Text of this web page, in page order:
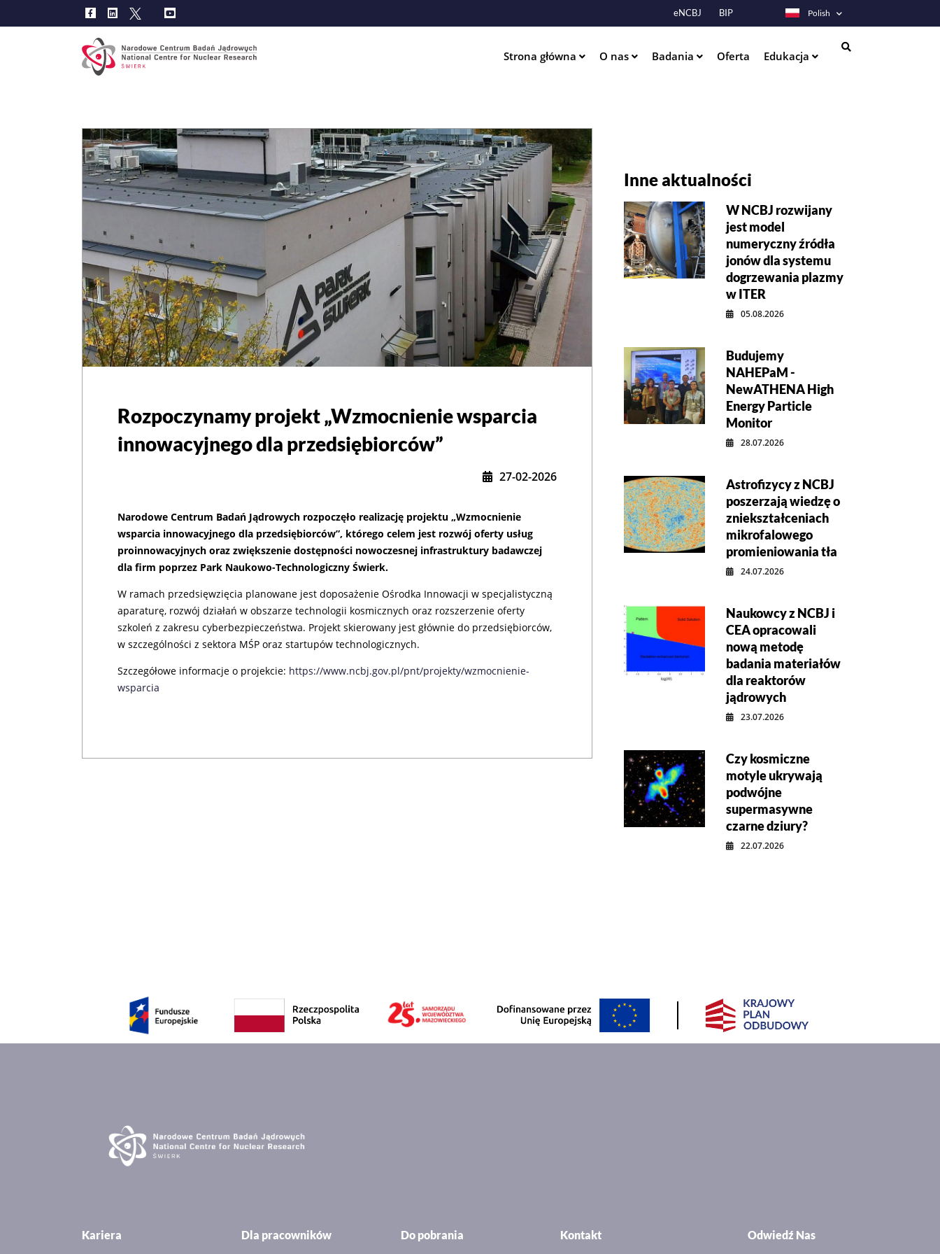
eNCBJ BIP Polish
Strona główna O nas Badania Oferta Edukacja
Rozpoczynamy projekt „Wzmocnienie wsparcia
innowacyjnego dla przedsiębiorców”
27-02-2026
Narodowe Centrum Badań Jądrowych rozpoczęło realizację projektu „Wzmocnienie
wsparcia innowacyjnego dla przedsiębiorców”, którego celem jest rozwój oferty usług
proinnowacyjnych oraz zwiększenie dostępności nowoczesnej infrastruktury badawczej
dla firm poprzez Park Naukowo-Technologiczny Świerk.
W ramach przedsięwzięcia planowane jest doposażenie Ośrodka Innowacji w specjalistyczną
aparaturę, rozwój działań w obszarze technologii kosmicznych oraz rozszerzenie oferty
szkoleń z zakresu cyberbezpieczeństwa. Projekt skierowany jest głównie do przedsiębiorców,
w szczególności z sektora MŚP oraz startupów technologicznych.
Szczegółowe informacje o projekcie: https://www.ncbj.gov.pl/pnt/projekty/wzmocnienie-
wsparcia
Inne aktualności
W NCBJ rozwijany
jest model
numeryczny źródła
jonów dla systemu
dogrzewania plazmy
w ITER
05.08.2026
Budujemy
NAHEPaM -
NewATHENA High
Energy Particle
Monitor
28.07.2026
Astrofizycy z NCBJ
poszerzają wiedzę o
zniekształceniach
mikrofalowego
promieniowania tła
24.07.2026
Naukowcy z NCBJ i
CEA opracowali
nową metodę
badania materiałów
dla reaktorów
jądrowych
23.07.2026
Czy kosmiczne
motyle ukrywają
podwójne
supermasywne
czarne dziury?
22.07.2026
Kariera Dla pracowników Do pobrania Kontakt Odwiedź Nas